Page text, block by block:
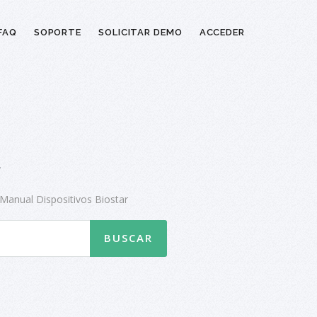
SOPORTE SOLICITAR DEMO ACCEDER
Dispositivos Biostar